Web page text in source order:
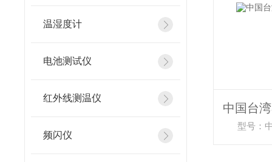
温湿度计
电池测试仪
红外线测温仪
频闪仪
型号：